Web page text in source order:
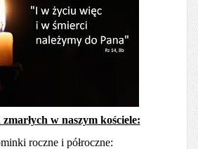
w naszym kościele:
roczne i półroczne: